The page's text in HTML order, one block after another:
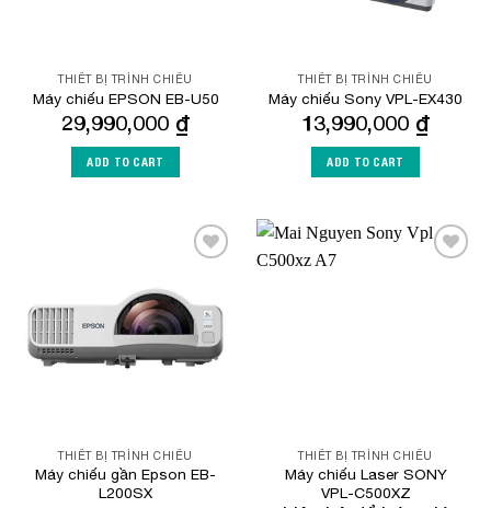
THIẾT BỊ TRÌNH CHIẾU
Máy chiếu EPSON EB-U50
29,990,000 ₫
ADD TO CART
THIẾT BỊ TRÌNH CHIẾU
Máy chiếu Sony VPL-EX430
13,990,000 ₫
ADD TO CART
THIẾT BỊ TRÌNH CHIẾU
Máy chiếu gần Epson EB-
L200SX
THIẾT BỊ TRÌNH CHIẾU
Máy chiếu Laser SONY
VPL-C500XZ